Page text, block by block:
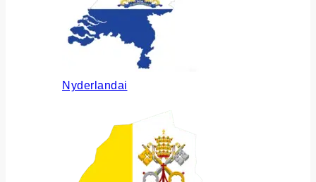
Nyderlandai